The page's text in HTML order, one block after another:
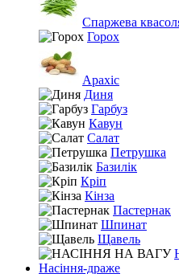
Спаржева
Горох
Арахіс
Диня
Гарбуз
Кавун
Салат
Петрушка
Базилік
Кріп
Кінза
Пастернак
Шпинат
Щавель
Насіння-драже